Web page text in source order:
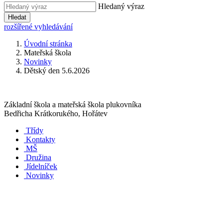
Hledaný výraz
Hledat
rozšířené vyhledávání
Úvodní stránka
Mateřská škola
Novinky
Dětský den 5.6.2026
Základní škola a mateřská škola plukovníka
Bedřicha Krátkorukého, Hořátev
Třídy
Kontakty
MŠ
Družina
Jídelníček
Novinky